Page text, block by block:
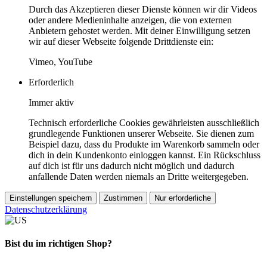
Durch das Akzeptieren dieser Dienste können wir dir Videos
oder andere Medieninhalte anzeigen, die von externen
Anbietern gehostet werden. Mit deiner Einwilligung setzen
wir auf dieser Webseite folgende Drittdienste ein:
Vimeo, YouTube
Erforderlich
Immer aktiv
Technisch erforderliche Cookies gewährleisten ausschließlich
grundlegende Funktionen unserer Webseite. Sie dienen zum
Beispiel dazu, dass du Produkte im Warenkorb sammeln oder
dich in dein Kundenkonto einloggen kannst. Ein Rückschluss
auf dich ist für uns dadurch nicht möglich und dadurch
anfallende Daten werden niemals an Dritte weitergegeben.
Einstellungen speichern Zustimmen Nur erforderliche
Datenschutzerklärung
Bist du im richtigen Shop?